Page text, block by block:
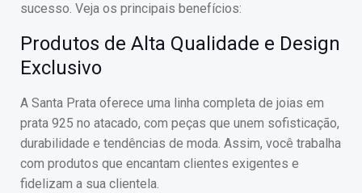
sucesso. Veja os principais benefícios:
Produtos de Alta Qualidade e Design
Exclusivo
A Santa Prata oferece uma linha completa de joias em
prata 925 no atacado, com peças que unem sofisticação,
durabilidade e tendências de moda. Assim, você trabalha
com produtos que encantam clientes exigentes e
fidelizam a sua clientela.